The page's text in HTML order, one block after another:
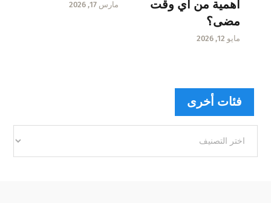
أهمية من أي وقت
مضى؟
مايو 12, 2026
مارس 17, 2026
فئات أخرى
أخرى